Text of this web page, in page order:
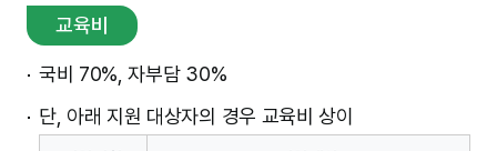
교육비
국비 70%, 자부담 30%
단, 아래 지원 대상자의 경우 교육비 상이